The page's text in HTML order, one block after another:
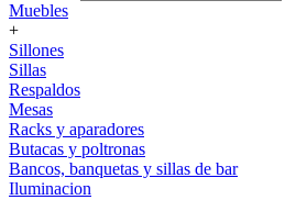
Muebles
+
Sillones
Sillas
Respaldos
Mesas
Racks y aparadores
Butacas y poltronas
Bancos, banquetas y sillas de bar
Iluminacion